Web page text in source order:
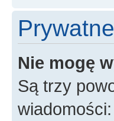
Nie mogę
Są trzy